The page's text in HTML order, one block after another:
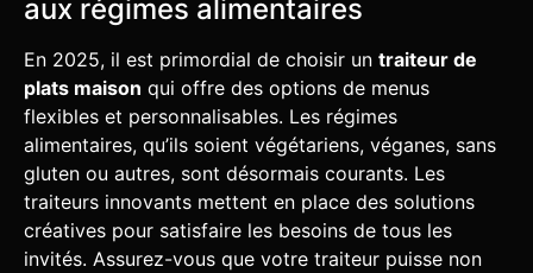
aux régimes alimentaires
En 2025, il est primordial de choisir un traiteur de
plats maison qui offre des options de menus
flexibles et personnalisables. Les régimes
alimentaires, qu’ils soient végétariens, véganes, sans
gluten ou autres, sont désormais courants. Les
traiteurs innovants mettent en place des solutions
créatives pour satisfaire les besoins de tous les
invités. Assurez-vous que votre traiteur puisse non